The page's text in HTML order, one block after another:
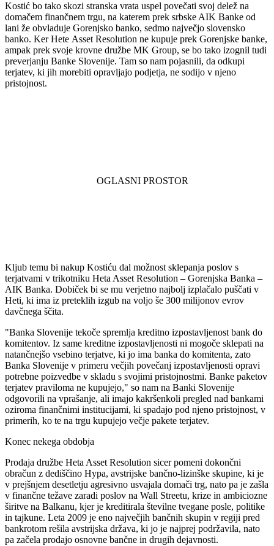
Kostić bo tako skozi stranska vrata uspel povečati svoj delež na
domačem finančnem trgu, na katerem prek srbske AIK Banke od
lani že obvladuje Gorenjsko banko, sedmo največjo slovensko
banko. Ker Hete Asset Resolution ne kupuje prek Gorenjske banke,
ampak prek svoje krovne družbe MK Group, se bo tako izognil tudi
preverjanju Banke Slovenije. Tam so nam pojasnili, da odkupi
terjatev, ki jih morebiti opravljajo podjetja, ne sodijo v njeno
pristojnost.
Kljub temu bi nakup Kostiću dal možnost sklepanja poslov s
terjatvami v trikotniku Heta Asset Resolution – Gorenjska Banka –
AIK Banka. Dobiček bi se mu verjetno najbolj izplačalo puščati v
Heti, ki ima iz preteklih izgub na voljo še 300 milijonov evrov
davčnega ščita.
"Banka Slovenije tekoče spremlja kreditno izpostavljenost bank do
komitentov. Iz same kreditne izpostavljenosti ni mogoče sklepati na
natančnejšo vsebino terjatve, ki jo ima banka do komitenta, zato
Banka Slovenije v primeru večjih povečanj izpostavljenosti opravi
potrebne poizvedbe v skladu s svojimi pristojnostmi. Banke paketov
terjatev praviloma ne kupujejo," so nam na Banki Slovenije
odgovorili na vprašanje, ali imajo kakršenkoli pregled nad bankami
oziroma finančnimi institucijami, ki spadajo pod njeno pristojnost, v
primerih, ko te na trgu kupujejo večje pakete terjatev.
Konec nekega obdobja
Prodaja družbe Heta Asset Resolution sicer pomeni dokončni
obračun z dediščino Hypa, avstrijske bančno-lizinške skupine, ki je
v prejšnjem desetletju agresivno usvajala domači trg, nato pa je zašla
v finančne težave zaradi poslov na Wall Streetu, krize in ambiciozne
širitve na Balkanu, kjer je kreditirala številne tvegane posle, politike
in tajkune. Leta 2009 je eno največjih bančnih skupin v regiji pred
bankrotom rešila avstrijska država, ki jo je najprej podržavila, nato
pa začela prodajo osnovne bančne in drugih dejavnosti.